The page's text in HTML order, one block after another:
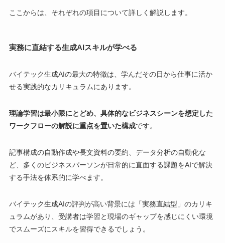
ここからは、それぞれの項目について詳しく解説します。
実務に直結する生成AIスキルが学べる
バイテック生成AIの最大の特徴は、学んだその日から仕事に活か
せる実践的なカリキュラムにあります。
理論学習は最小限にとどめ、具体的なビジネスシーンを想定した
ワークフローの解説に重点を置いた構成です。
記事構成の自動作成や長文資料の要約、データ分析の自動化な
ど、多くのビジネスパーソンが日常的に直面する課題をAIで解決
する手法を体系的に学べます。
バイテック生成AIの評判が高い背景には「実務直結型」のカリキ
ュラムがあり、受講者は学習と現場のギャップを感じにくい環境
でスムーズにスキルを習得できるでしょう。